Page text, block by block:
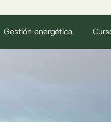
Gestión energética